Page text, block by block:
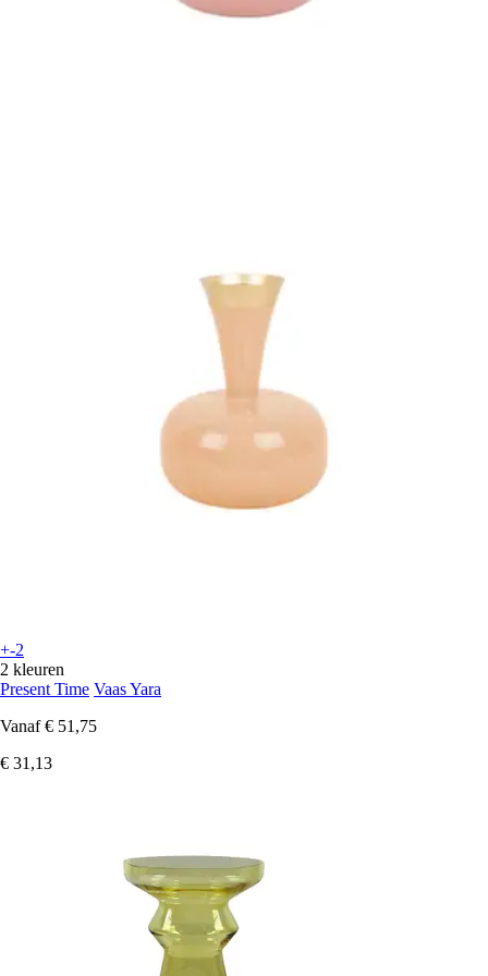
+-2
2 kleuren
Present Time Vaas Yara
Vanaf € 51,75
€ 31,13